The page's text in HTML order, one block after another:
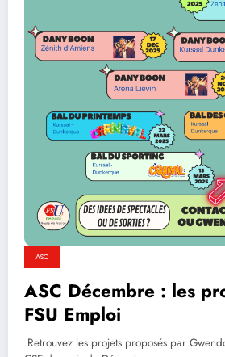
ASC
ASC Décembre : les
FSU Emploi
Retrouvez les projets proposés par